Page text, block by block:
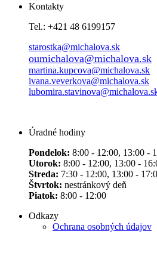
Kontakty
Tel.: +421 48 6199157
starostka@michalova.sk
oumichalova@michalova.sk
martina.kupcova@michalova.sk
ivana.veverkova@michalova.sk
Úradné hodiny
Pondelok: 8:00 - 12:00, 13:00 -
Utorok: 8:00 - 12:00, 13:00 -
Streda: 7:30 - 12:00, 13:00 -
Štvrtok: nestránkový deň
Piatok: 8:00 - 12:00
Odkazy
Ochrana osobných údajov